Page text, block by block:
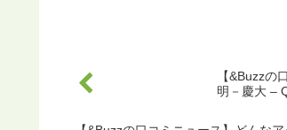
【&Buzz
明－慶大 –